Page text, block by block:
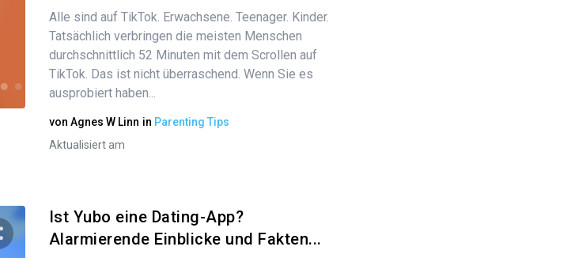
Diesen Artikel teilen
Twitter Facebook Link kopieren
Alle sind auf TikTok. Erwachsene. Teenager. Kinder.
Tatsächlich verbringen die meisten Menschen
durchschnittlich 52 Minuten mit dem Scrollen auf
TikTok. Das ist nicht überraschend. Wenn Sie es
ausprobiert haben...
von Agnes W Linn in Parenting Tips
Aktualisiert am
Ist Yubo eine Dating-App?
Alarmierende Einblicke und Fakten...